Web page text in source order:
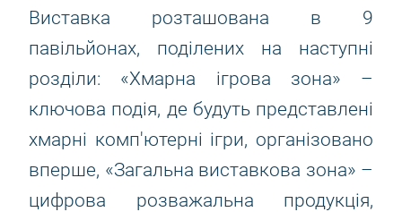
Виставка розташована в 9
павільйонах, поділених на наступні
розділи: «Хмарна ігрова зона» –
ключова подія, де будуть представлені
хмарні комп'ютерні ігри, організовано
вперше, «Загальна виставкова зона» –
цифрова розважальна продукція,